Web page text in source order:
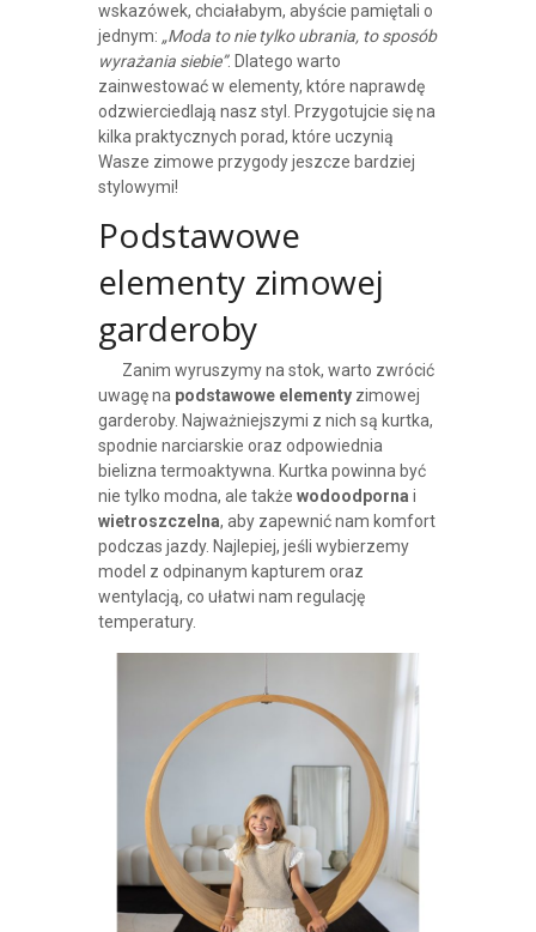
wskazówek, chciałabym, abyście pamiętali o
jednym: „Moda to nie tylko ubrania, to sposób
wyrażania siebie”. Dlatego warto
zainwestować w elementy, które naprawdę
odzwierciedlają nasz styl. Przygotujcie się na
kilka praktycznych porad, które uczynią
Wasze zimowe przygody jeszcze bardziej
stylowymi!
Podstawowe
elementy zimowej
garderoby
Zanim wyruszymy na stok, warto zwrócić
uwagę na podstawowe elementyzimowej
garderoby. Najważniejszymi z nich są kurtka,
spodnie narciarskie oraz odpowiednia
bielizna termoaktywna. Kurtka powinna być
nie tylko modna, ale także wodoodporna i
wietroszczelna, aby zapewnić nam komfort
podczas jazdy. Najlepiej, jeśli wybierzemy
model z odpinanym kapturem oraz
wentylacją, co ułatwi nam regulację
temperatury.